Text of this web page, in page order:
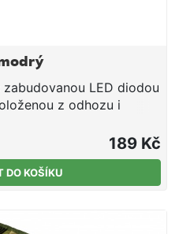
LED diodou
z odhozu i
a LED diodou. Na
je pohyblivé závaží
Indikátor RGB je
do hlásiče. V
Indikátor RGB je
189 Kč
DO KOŠÍKU